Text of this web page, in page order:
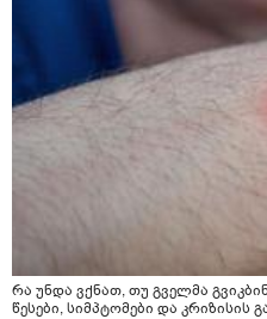
რა უნდა ვქნათ, თუ გველმა
წესები, სიმპტომები და კრიზისის